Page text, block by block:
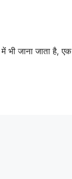
जाना जाता है, एक